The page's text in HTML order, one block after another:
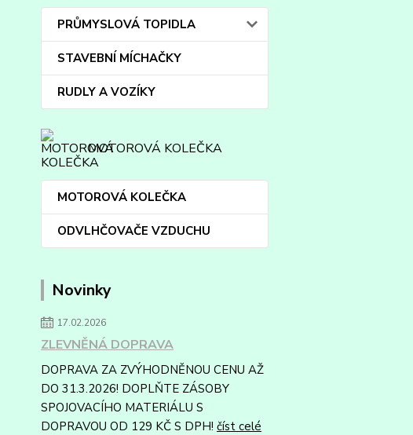
PRŮMYSLOVÁ TOPIDLA
STAVEBNÍ MÍCHAČKY
RUDLY A VOZÍKY
MOTOROVÁ KOLEČKA
MOTOROVÁ KOLEČKA
ODVLHČOVAČE VZDUCHU
Novinky
17.02.2026
ZLEVNĚNÁ DOPRAVA
DOPRAVA ZA ZVÝHODNĚNOU CENU AŽ
DO 31.3.2026! DOPLŇTE ZÁSOBY
SPOJOVACÍHO MATERIÁLU S
DOPRAVOU OD 129 KČ S DPH! číst celé